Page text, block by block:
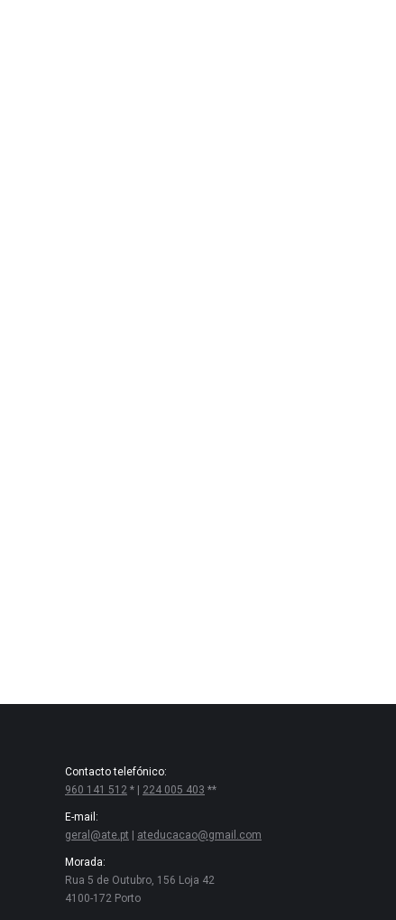
Contacto telefónico:
960 141 512 * | 224 005 403 **
E-mail:
geral@ate.pt
ateducacao@gmail.com
Morada:
Rua 5 de Outubro, 156 Loja 42
4100-172 Porto